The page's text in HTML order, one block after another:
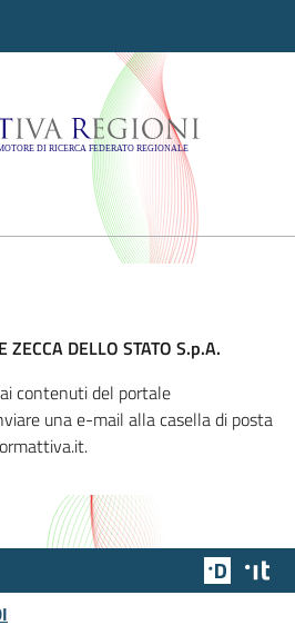
Regioni -
ZECCA DELLO STATO S.p.A.
contenuti del portale
una e-mail alla casella di posta
a.it.
Team